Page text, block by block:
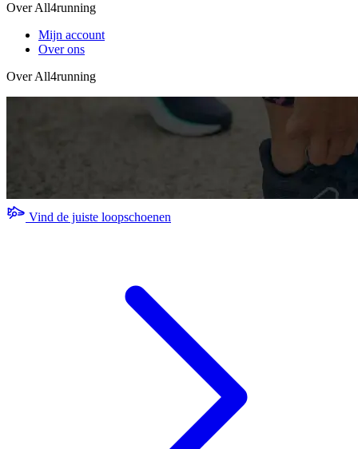
Over All4running
Mijn account
Over ons
Over All4running
Vind de juiste loopschoenen